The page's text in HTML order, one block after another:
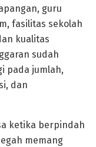
guru
fasilitas sekolah
kualitas
sudah
pada jumlah,
dan
ketika berpindah
memang